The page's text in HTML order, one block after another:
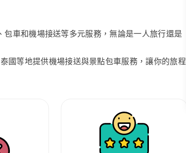
車和機場接送等多元服務，無論是一人旅行還是
國等地提供機場接送與景點包車服務，讓你的旅程